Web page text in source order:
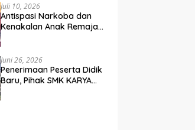
Juli 10, 2026
Antispasi Narkoba dan
Kenakalan Anak Remaja,
Surau
Juni 26, 2026
Penerimaan Peserta Didik
Baru, Pihak SMK KARYA